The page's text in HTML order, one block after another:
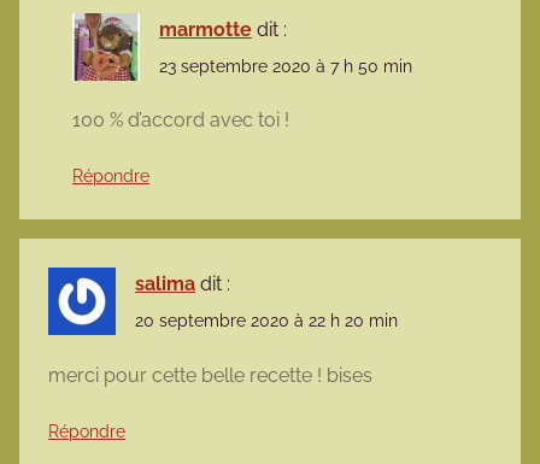
marmotte dit :
23 septembre 2020 à 7 h 50 min
100 % d’accord avec toi !
Répondre
salima dit :
20 septembre 2020 à 22 h 20 min
merci pour cette belle recette ! bises
Répondre